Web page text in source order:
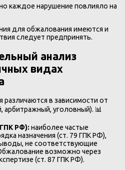
каждое нарушение повлияло на
для обжалования имеются и
следует предпринять.
анализ
видах
в зависимости от
арбитражный, уголовный). 📊
РФ):наиболее частые
назначения (ст. 79 ГПК РФ),
не соответствующие
возможно через
(ст. 87 ГПК РФ).